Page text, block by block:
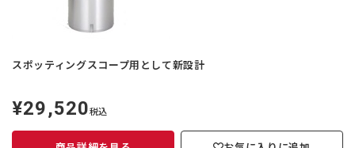
スポッティングスコープ用として新設計
定
価
¥29,520税込